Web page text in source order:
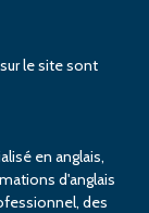
le site sont
en anglais,
d'anglais
des